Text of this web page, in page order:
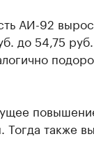
АИ-92
до 54,75
Тогда также